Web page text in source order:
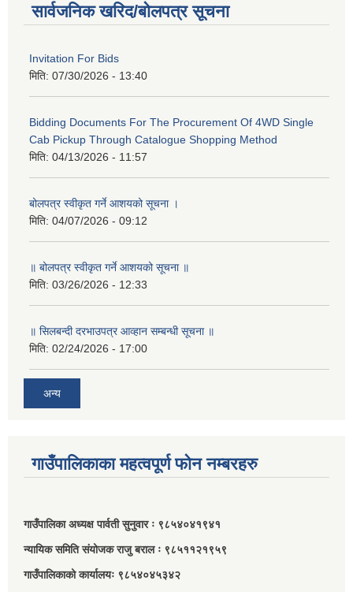
सार्वजनिक खरिद/बोलपत्र सूचना
Invitation For Bids
मिति: 07/30/2026 - 13:40
Bidding Documents For The Procurement Of 4WD Single
Cab Pickup Through Catalogue Shopping Method
मिति: 04/13/2026 - 11:57
बोलपत्र स्वीकृत गर्ने आशयको सूचना ।
मिति: 04/07/2026 - 09:12
॥ बोलपत्र स्वीकृत गर्ने आशयको सूचना ॥
मिति: 03/26/2026 - 12:33
॥ सिलबन्दी दरभाउपत्र आव्हान सम्बन्धी सूचना ॥
मिति: 02/24/2026 - 17:00
अन्य
गाउँपालिकाका महत्वपूर्ण फोन नम्बरहरु
गाउँपालिका अध्यक्ष पार्वती सुनुवार ः ९८५४०४१९४१
न्यायिक समिति संयोजक राजु बराल ः ९८५११२१९५९
गाउँपालिकाको कार्यालयः ९८५४०४५३४२